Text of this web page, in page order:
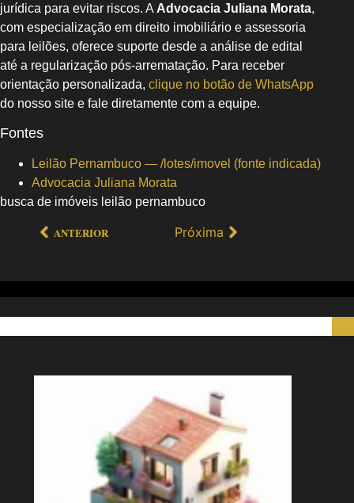
jurídica para evitar riscos. A Advocacia Juliana Morata,
com especialização em direito imobiliário e assessoria
para leilões, oferece suporte desde a análise de edital
até a regularização pós-arrematação. Para receber
orientação personalizada, clique no botão de WhatsApp
do nosso site e fale diretamente com a equipe.
Fontes
Leilão Pernambuco — /lotes/imovel (fonte indicada)
Advocacia Juliana Morata
busca de imóveis leilão pernambuco
ANTERIOR Próxima